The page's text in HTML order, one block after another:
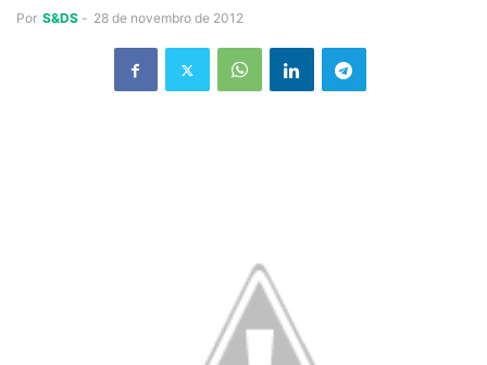
Por S&DS - 28 de novembro de 2012